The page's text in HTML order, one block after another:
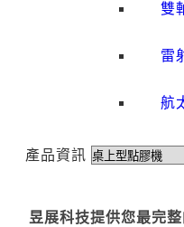
雙
雷
航
產品資訊
昱展科技提供您最完